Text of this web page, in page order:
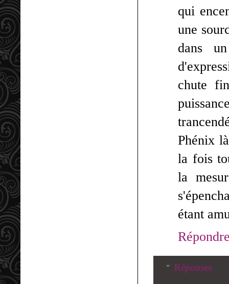
qui
une
dans
chute
Phénix
la fois
la
étant
Réponses